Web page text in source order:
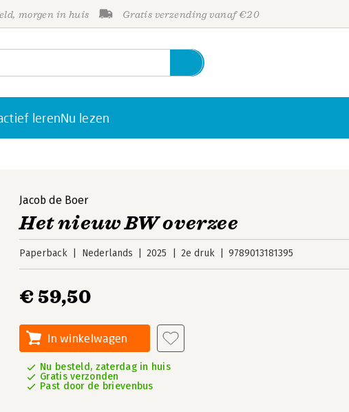
morgen in huis Gratis verzending vanaf €20
lerenNu lezen
Jacob de Boer
Het nieuw BW overzee
Paperback Nederlands 2025 2e druk 9789013181395
€ 59,50
In winkelwagen
Nu besteld, zaterdag in huis
Gratis verzonden
Past door de brievenbus
Personen